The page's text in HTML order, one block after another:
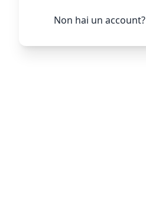
Non hai un account?